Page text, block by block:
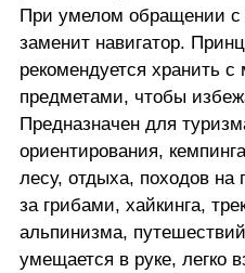
При умелом обращении с
заменит навигатор.
рекомендуется хранить
предметами, чтобы
Предназначен для
ориентирования,
лесу, отдыха, походов на
за грибами, хайкинга,
альпинизма,
умещается в руке, легко